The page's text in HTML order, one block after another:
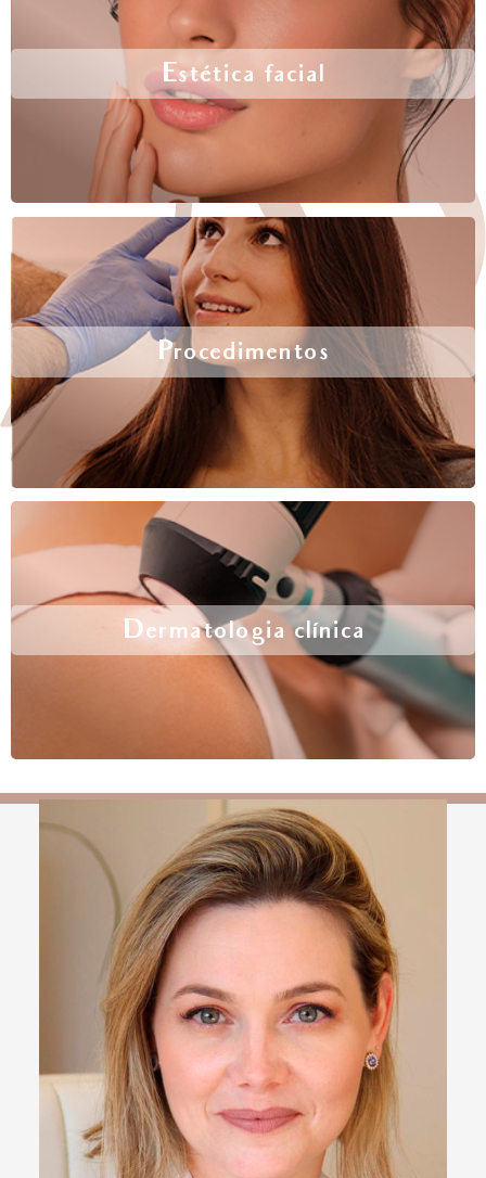
Estética facial
Procedimentos
Dermatologia clínica